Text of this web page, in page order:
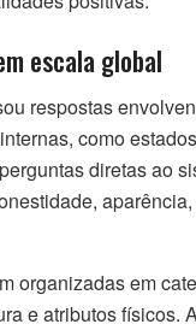
escala global
respostas
como
diretas ao
organizadas em
e atributos físicos.